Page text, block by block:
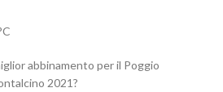
abbinamento per il Poggio
2021?